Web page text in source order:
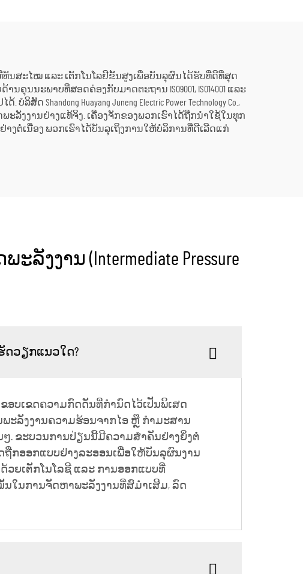
ພະລັງງານໄຟຟ້າ
ທີ່ທັນສະໄໝ ແລະ ເຕັກໂນໂລຢີຂັ້ນສູງເພື່ອບັນລຸຜົນໄດ້ຮັບທີ່ດີທີ່ສຸດ
ະພາບທີ່ສອດຄ່ອງກັບມາດຕະຖານ ISO9001, ISO14001 ແລະ
Huayang Juneng Electric Power Technology Co.,
ະລັງງານຢ່າງແທ້ຈິງ. ເຄື່ອງຈັກຂອງພວກເຮົາໄດ້ຖືກນຳໃຊ້ໃນທຸກ
ຕໍ່ເນື່ອງ ພວກເຮົາໄດ້ບັນລຸເຖິງການໃຫ້ບໍລິການທີ່ດີເລີດແກ່
ານ (Intermediate Pressure
ຮັດວຽກແນວໃດ?
ອບເຂດຄວາມກົດດັນທີ່ກຳນົດໄວ້ເປັນພິເສດ
ະລັງງານຄວາມຮ້ອນຈາກໄອ ຫຼື ກຳມະສານ
ໆ. ຂະບວນການປ່ຽນນີ້ມີຄວາມສຳຄັນຢ່າງຍິ່ງຕໍ່
ກອອກແບບຢ່າງລະອອນເພື່ອໃຫ້ບັນລຸຜົນງານ
ຍເຕັກໂນໂລຊີ ແລະ ການອອກແບບທີ່
ໃນການຈັດຫາພະລັງງານທີ່ສົມ່ຳເສີມ, ລົດ